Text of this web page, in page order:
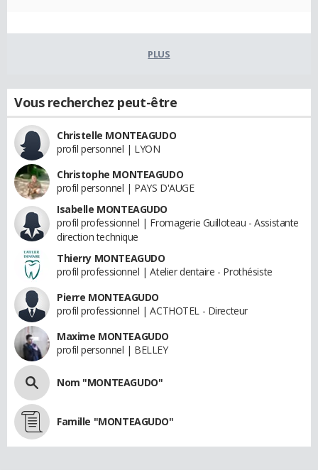
PLUS
Vous recherchez peut-être
Christelle MONTEAGUDO
profil personnel | LYON
Christophe MONTEAGUDO
profil personnel | PAYS D'AUGE
Isabelle MONTEAGUDO
profil professionnel | Fromagerie Guilloteau - Assistante
direction technique
Thierry MONTEAGUDO
profil professionnel | Atelier dentaire - Prothésiste
Pierre MONTEAGUDO
profil professionnel | ACTHOTEL - Directeur
Maxime MONTEAGUDO
profil personnel | BELLEY
Nom "MONTEAGUDO"
Famille "MONTEAGUDO"